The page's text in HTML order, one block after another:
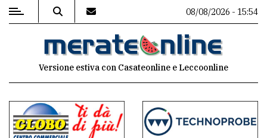
MENU
commenti
08/08/2026 - 15:54
Versione estiva con Casateonline e Leccoonline